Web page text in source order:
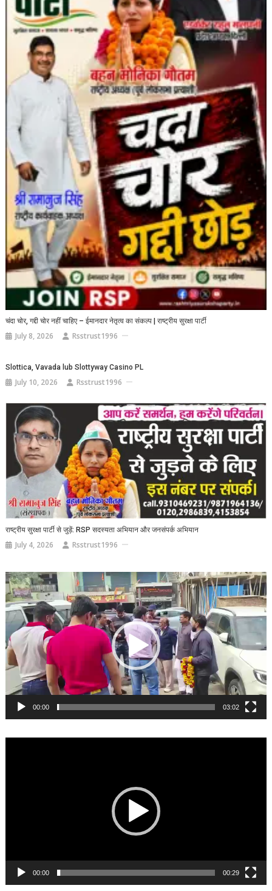
चंदा चोर, गद्दी चोर नहीं चाहिए – ईमानदार नेतृत्व का संकल्प | राष्ट्रीय सुरक्षा पार्टी
July 8, 2026 Rsstrust1996
Slottica, Vavada lub Slottyway Casino PL
July 10, 2026 Rsstrust1996
राष्ट्रीय सुरक्षा पार्टी से जुड़ें: RSP सदस्यता अभियान और जनसंपर्क अभियान
July 4, 2026 Rsstrust1996
Video
Player
00:00 03:02
00:00 00:29